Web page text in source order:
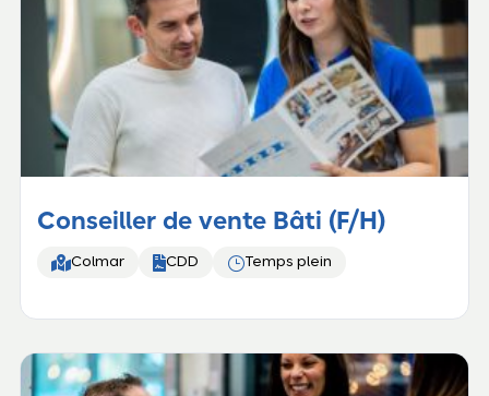
Conseiller de vente Bâti (F/H)
Colmar CDD }Temps plein